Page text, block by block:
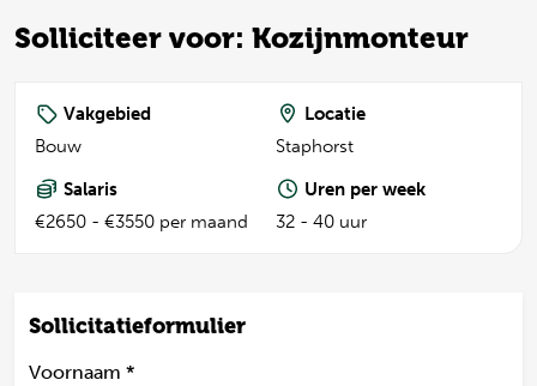
Solliciteer voor: Kozijnmonteur
Vakgebied
Bouw
Locatie
Staphorst
Salaris
€2650 - €3550 per maand
Uren per week
32 - 40 uur
Sollicitatieformulier
Voornaam *